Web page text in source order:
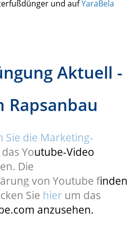
und aufYaraBela
Aktuell -
Rapsanbau
Sie die Marketing-
Youtube-Video
Die
von Youtube finden
Sie hier um das
anzusehen.